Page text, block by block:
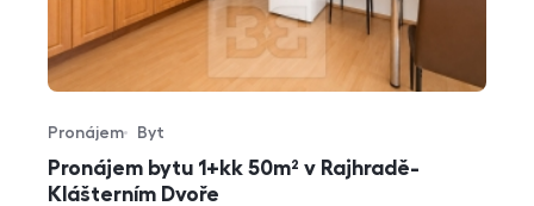
Pronájem bytu 1+kk 50m² v Rajhradě-
Klášterním Dvoře
Typ nabídky
Pronájem
Typ nemovitosti
Byt